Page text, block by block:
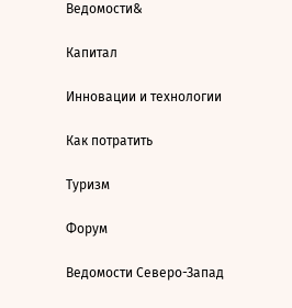
Ведомости&
Капитал
Инновации и технологии
Как потратить
Туризм
Форум
Ведомости Северо-Запад